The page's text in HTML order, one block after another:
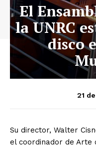
El
la UNRC
disco
21
Su director, Walter
el coordinador de Arte